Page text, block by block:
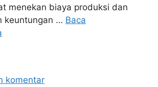
menekan biaya produksi dan
keuntungan … Baca
komentar